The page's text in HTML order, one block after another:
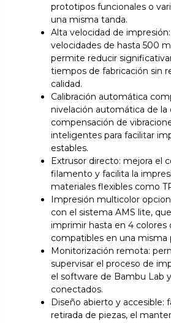
prototipos funcionales o
una misma tanda.
Alta velocidad de
velocidades de hasta 500
permite reducir
tiempos de fabricación sin
calidad.
Calibración automática
nivelación automática de la
compensación de
inteligentes para facilitar
estables.
Extrusor directo: mejora el
filamento y facilita la
materiales flexibles como
Impresión multicolor
con el sistema AMS lite,
imprimir hasta en 4 colores
compatibles en una misma
Monitorización remota:
supervisar el proceso de
el software de Bambu Lab
conectados.
Diseño abierto y accesible:
retirada de piezas, el